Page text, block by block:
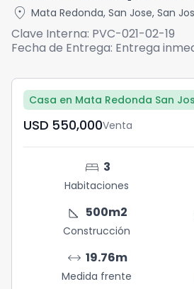
location_on Mata Redonda, San Jose, San
Clave Interna: PVC-021-02-19
Fecha de Entrega: Entrega
Casa en Mata Redonda San
USD	550,000Venta
bed 3
Habitaciones
square_foot 500m2
Construcción
arrow_range 19.76m
Medida frente